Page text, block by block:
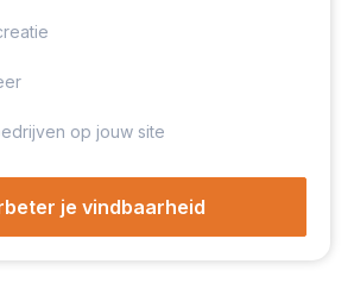
op jouw site
je vindbaarheid